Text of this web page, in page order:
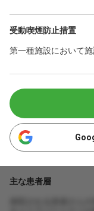
受動喫煙防止措置
第一種施設において
主な患者層